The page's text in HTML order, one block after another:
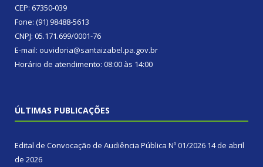
CEP: 67350-039
Fone: (91) 98488-5613
CNPJ: 05.171.699/0001-76
E-mail: ouvidoria@santaizabel.pa.gov.br
Horário de atendimento: 08:00 às 14:00
ÚLTIMAS PUBLICAÇÕES
Edital de Convocação de Audiência Pública Nº 01/2026 14 de abril
de 2026